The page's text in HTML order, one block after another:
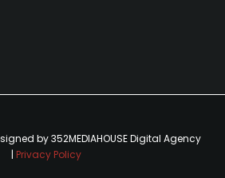
by 352MEDIAHOUSE Digital Agency
| Privacy Policy